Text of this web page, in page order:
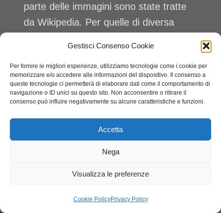
Gestisci Consenso Cookie
Per fornire le migliori esperienze, utilizziamo tecnologie come i cookie per
memorizzare e/o accedere alle informazioni del dispositivo. Il consenso a
queste tecnologie ci permetterà di elaborare dati come il comportamento di
navigazione o ID unici su questo sito. Non acconsentire o ritirare il
consenso può influire negativamente su alcune caratteristiche e funzioni.
Accetta
Nega
Visualizza le preferenze
Cookie PolicyPrivacy Policy
parte delle immagini sono state tratte
da Wikipedia. Per quelle di diversa
non fosse citata, invitiamo l’autore a
mettersi in contatto con noi:
info@apil.it, al fine di attribuire alle
immagini l’esatta provenienza.
© 2026 APIL APS. Tutti i diritti riservati · Codice fiscale
POLICY